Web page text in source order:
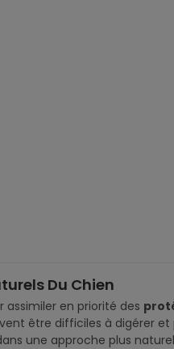
Du Chien
en priorité des
être difficiles à digérer
une approche plus